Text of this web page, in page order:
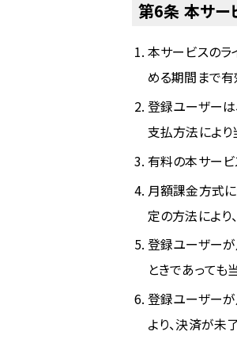
第6条 本サー
本サービスのラ
める期間まで有
登録ユーザーは
支払方法により
有料の本サー
月額課金方式に
定の方法により
登録ユーザー
ときであって
登録ユーザーが
より、決済が未